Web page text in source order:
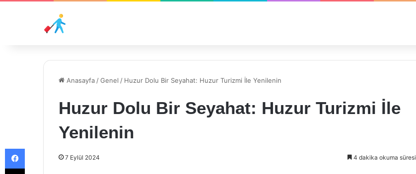
Anasayfa /Genel / Huzur Dolu Bir Seyahat: Huzur Turizmi İle Yenilenin
Huzur Dolu Bir Seyahat: Huzur Turizmi İle
Yenilenin
7 Eylül 2024 4 dakika okuma süresi
Facebook
X